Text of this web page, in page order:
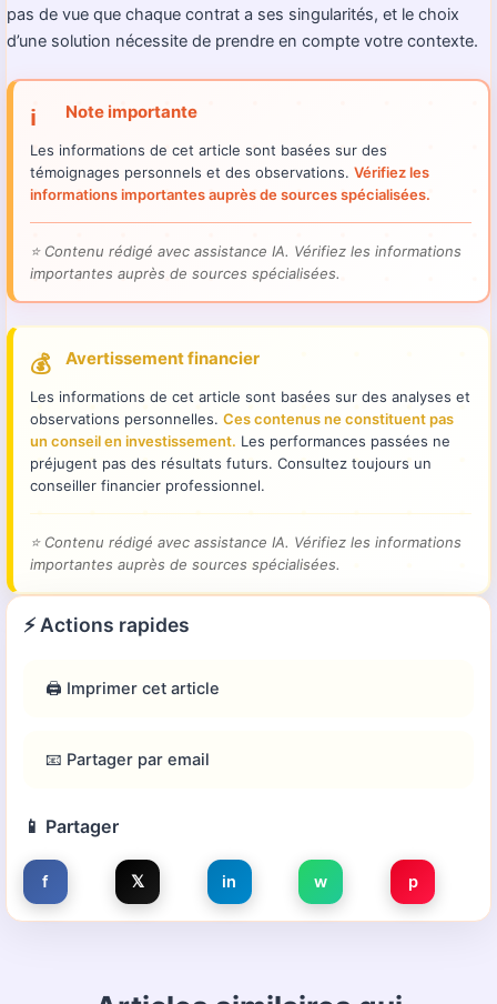
pas de vue que chaque contrat a ses singularités, et le choix
d’une solution nécessite de prendre en compte votre contexte.
ℹ️ Note importante
Les informations de cet article sont basées sur des
témoignages personnels et des observations. Vérifiez les
informations importantes auprès de sources spécialisées.
⭐ Contenu rédigé avec assistance IA. Vérifiez les informations
importantes auprès de sources spécialisées.
💰 Avertissement financier
Les informations de cet article sont basées sur des analyses et
observations personnelles. Ces contenus ne constituent pas
un conseil en investissement. Les performances passées ne
préjugent pas des résultats futurs. Consultez toujours un
conseiller financier professionnel.
⭐ Contenu rédigé avec assistance IA. Vérifiez les informations
importantes auprès de sources spécialisées.
⚡ Actions rapides
🖨️ Imprimer cet article
📧 Partager par email
📱 Partager
f 𝕏 in w p